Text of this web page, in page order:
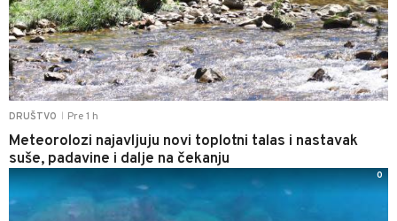
DRUŠTVO Pre 1 h
Meteorolozi najavljuju novi toplotni talas i nastavak
suše, padavine i dalje na čekanju
0